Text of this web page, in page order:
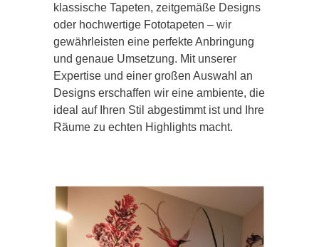
klassische Tapeten, zeitgemäße Designs
oder hochwertige Fototapeten – wir
gewährleisten eine perfekte Anbringung
und genaue Umsetzung. Mit unserer
Expertise und einer großen Auswahl an
Designs erschaffen wir eine ambiente, die
ideal auf Ihren Stil abgestimmt ist und Ihre
Räume zu echten Highlights macht.